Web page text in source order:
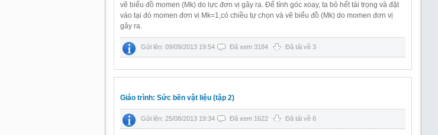
vẽ biểu đồ momen (Mk) do lực đơn vị gây ra. Để tính góc xoay, ta bỏ hết tải trọng và đặt
vào tại đó momen đơn vị Mk=1,có chiều tự chọn và vẽ biểu đồ (Mk) do momen đơn vị
gây ra.
Gửi lên: 09/09/2013 19:54 Đã xem 3184 Đã tải về 3
Giáo trình: Sức bền vật liệu (tập 2)
Gửi lên: 25/08/2013 19:34 Đã xem 1622 Đã tải về 6